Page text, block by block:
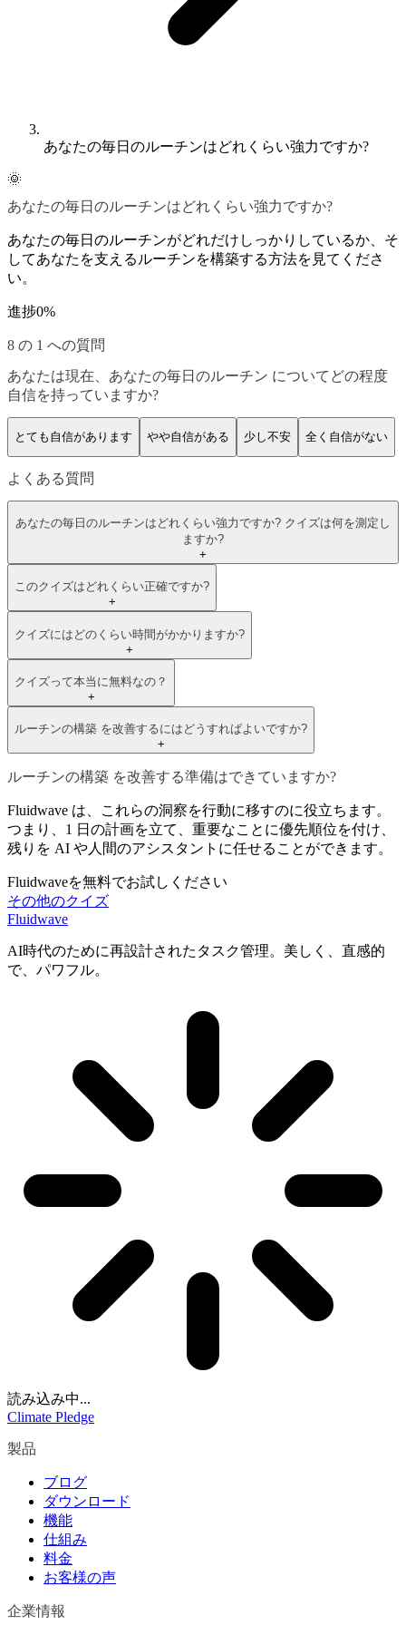
あなたの毎日のルーチンはどれくらい強力ですか?
🌞
あなたの毎日のルーチンはどれくらい強力ですか?
あなたの毎日のルーチンがどれだけしっかりしているか、そ
してあなたを支えるルーチンを構築する方法を見てくださ
い。
進捗0%
8 の 1 への質問
あなたは現在、あなたの毎日のルーチン についてどの程度
自信を持っていますか?
とても自信があります やや自信がある 少し不安 全く自信がない
よくある質問
あなたの毎日のルーチンはどれくらい強力ですか? クイズは何を測定し
ますか?
+
このクイズはどれくらい正確ですか?
+
クイズにはどのくらい時間がかかりますか?
+
クイズって本当に無料なの？
+
ルーチンの構築 を改善するにはどうすればよいですか?
+
ルーチンの構築 を改善する準備はできていますか?
Fluidwave は、これらの洞察を行動に移すのに役立ちます。
つまり、1 日の計画を立て、重要なことに優先順位を付け、
残りを AI や人間のアシスタントに任せることができます。
Fluidwaveを無料でお試しください
その他のクイズ
Fluidwave
AI時代のために再設計されたタスク管理。美しく、直感的
で、パワフル。
読み込み中...
Climate Pledge
製品
ブログ
ダウンロード
機能
仕組み
料金
お客様の声
企業情報